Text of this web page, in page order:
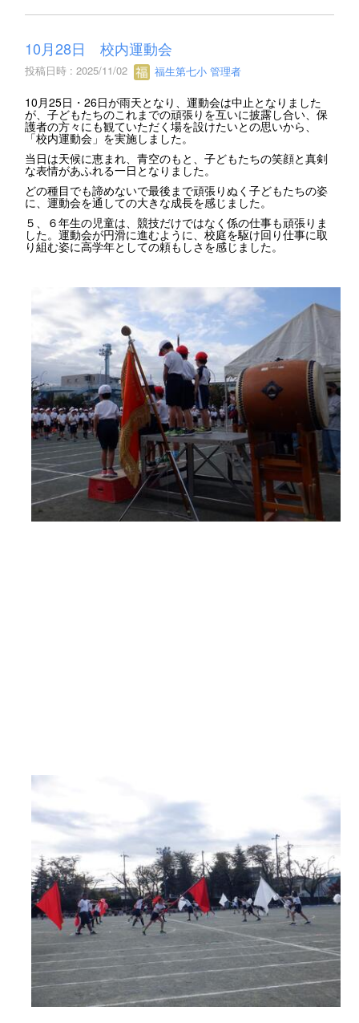
10月28日 校内運動会
投稿日時 : 2025/11/02 福生第七小 管理者
10月25日・26日が雨天となり、運動会は中止となりました
が、子どもたちのこれまでの頑張りを互いに披露し合い、保
護者の方々にも観ていただく場を設けたいとの思いから、
「校内運動会」を実施しました。
当日は天候に恵まれ、青空のもと、子どもたちの笑顔と真剣
な表情があふれる一日となりました。
どの種目でも諦めないで最後まで頑張りぬく子どもたちの姿
に、運動会を通しての大きな成長を感じました。
５、６年生の児童は、競技だけではなく係の仕事も頑張りま
した。運動会が円滑に進むように、校庭を駆け回り仕事に取
り組む姿に高学年としての頼もしさを感じました。